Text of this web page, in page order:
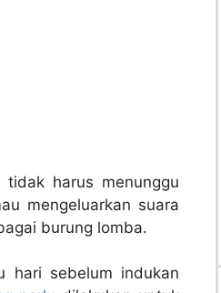
harus menunggu
mengeluarkan suara
burung lomba.
hari sebelum indukan